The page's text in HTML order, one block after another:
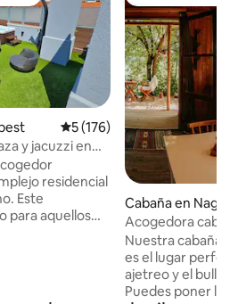
Calificación promedio: 5 de
5 (176)
y jacuzzi en
gratuito
residencial
Este
para aquellos
tiendas,
Cabaña en
Acogedora
chimenea y vistas
Nuestra cabaña
es el lugar
ajetreo y el
Puedes poner los